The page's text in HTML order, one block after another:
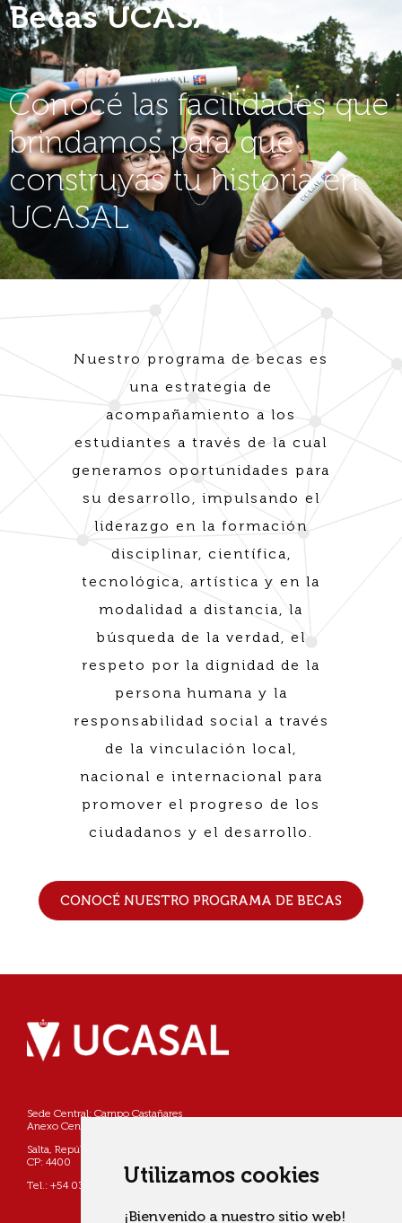
Utilizamos cookies
¡Bienvenido a nuestro sitio web!
Becas UCASAL
Conocé las facilidades que
brindamos para que
construyas tu historia en
UCASAL
Nuestro programa de becas es
una estrategia de
acompañamiento a los
estudiantes a través de la cual
generamos oportunidades para
su desarrollo, impulsando el
liderazgo en la formación
disciplinar, científica,
tecnológica, artística y en la
modalidad a distancia, la
búsqueda de la verdad, el
respeto por la dignidad de la
persona humana y la
responsabilidad social a través
de la vinculación local,
nacional e internacional para
promover el progreso de los
ciudadanos y el desarrollo.
CONOCÉ NUESTRO PROGRAMA DE BECAS
Sede Central: Campo Castañares
Anexo Centro: Pellegrini 790
Salta, República Argentina
CP: 4400
Tel.: +54 0387 4268800